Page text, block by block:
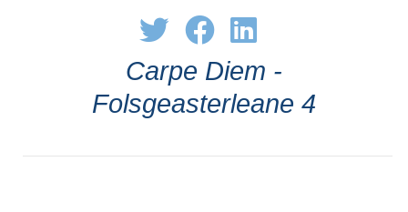
Carpe Diem -
Folsgeasterleane 4